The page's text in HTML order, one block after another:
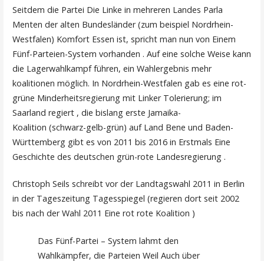
Seitdem die Partei Die Linke in mehreren Landes Parla
Menten der alten Bundesländer (zum beispiel Nordrhein-
Westfalen) Komfort Essen ist, spricht man nun von Einem
Fünf-Parteien-System vorhanden . Auf eine solche Weise kann
die Lagerwahlkampf führen, ein Wahlergebnis mehr
koalitionen möglich. In Nordrhein-Westfalen gab es eine rot-
grüne Minderheitsregierung mit Linker Tolerierung; im
Saarland regiert , die bislang erste Jamaika-
Koalition (schwarz-gelb-grün) auf Land Bene und Baden-
Württemberg gibt es von 2011 bis 2016 in Erstmals Eine
Geschichte des deutschen grün-rote Landesregierung .
Christoph Seils schreibt vor der Landtagswahl 2011 in Berlin
in der Tageszeitung Tagesspiegel (regieren dort seit 2002
bis nach der Wahl 2011 Eine rot rote Koalition )
Das Fünf-Partei – System lahmt den
Wahlkämpfer, die Parteien Weil Auch über